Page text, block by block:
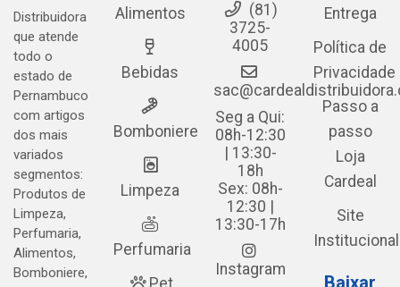
Distribuidora
que atende
todo o
estado de
Pernambuco
com artigos
dos mais
variados
segmentos:
Produtos de
Limpeza,
Perfumaria,
Alimentos,
Bomboniere,
Alimentos
Bebidas
Bomboniere
Limpeza
Perfumaria
(81)
3725-
4005
Seg a Qui:
08h-12:30
| 13:30-
18h
Sex: 08h-
12:30 |
13:30-17h
Instagram
Entrega
Política de
Privacidade
Passo a
passo
Loja
Cardeal
Site
Institucional